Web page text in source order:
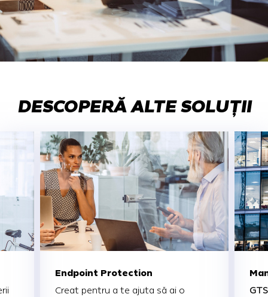
DESCOPERĂ ALTE SOLUȚII
Endpoint Protection
Creat pentru a te ajuta să ai o